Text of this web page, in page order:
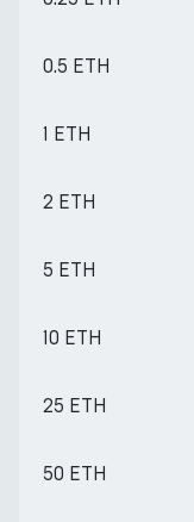
0.5 ETH
1 ETH
2 ETH
5 ETH
10 ETH
25 ETH
50 ETH